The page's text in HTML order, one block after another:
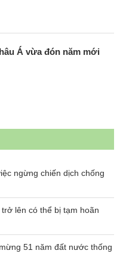
Á vừa đón năm mới
ngừng chiến dịch chống
lên có thể bị tạm hoãn
51 năm đất nước thống